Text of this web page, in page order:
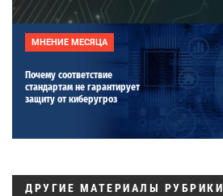
МНЕНИЕ МЕСЯЦА
Почему соответствие
стандартам не гарантирует
защиту от киберугроз
ДРУГИЕ МАТЕРИАЛЫ РУБРИКИ